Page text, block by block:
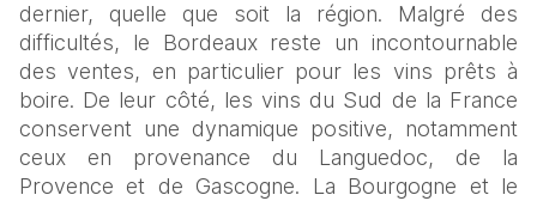
dernier, quelle que soit la région. Malgré des
difficultés, le Bordeaux reste un incontournable
des ventes, en particulier pour les vins prêts à
boire. De leur côté, les vins du Sud de la France
conservent une dynamique positive, notamment
ceux en provenance du Languedoc, de la
Provence et de Gascogne. La Bourgogne et le